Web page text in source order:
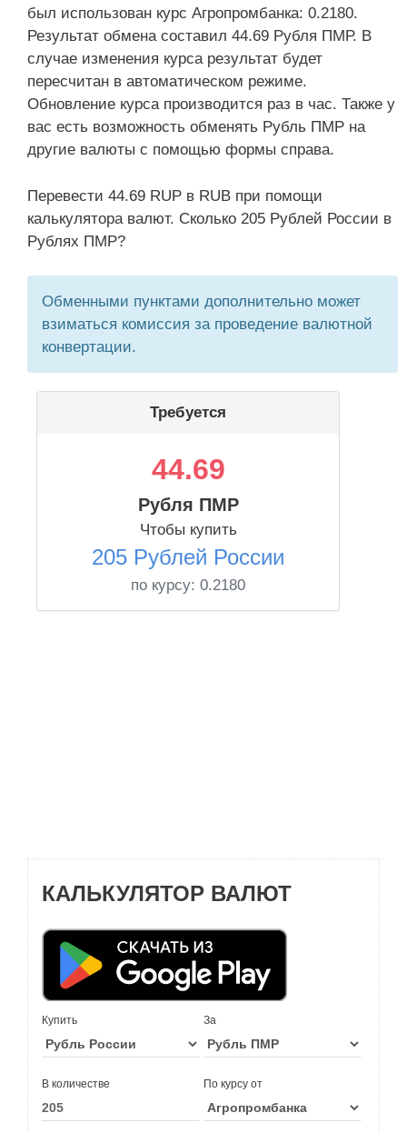
был использован курс Агропромбанка: 0.2180.
Результат обмена составил 44.69 Рубля ПМР. В
случае изменения курса результат будет
пересчитан в автоматическом режиме.
Обновление курса производится раз в час. Также у
вас есть возможность обменять Рубль ПМР на
другие валюты с помощью формы справа.
Перевести 44.69 RUP в RUB при помощи
калькулятора валют. Сколько 205 Рублей России в
Рублях ПМР?
Обменными пунктами дополнительно может
взиматься комиссия за проведение валютной
конвертации.
Требуется
44.69
Рубля ПМР
Чтобы купить
205 Рублей России
по курсу: 0.2180
КАЛЬКУЛЯТОР ВАЛЮТ
Купить За
В количестве По курсу от